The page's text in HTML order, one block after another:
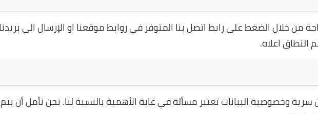
من خلال الضغط على رابط اتصل بنا المتوفر في روابط موقعنا او الإرسال الى
النطاق اعلاه.
وخصوصية البيانات تعتبر مسألة في غاية الأهمية بالنسبة لنا. نحن نأمل أن يتم